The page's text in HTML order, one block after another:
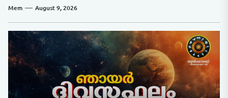
Mem August 9, 2026